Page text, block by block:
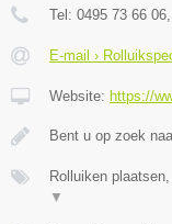
Tel: 0495 73 66 06
E-mail ›
Website: https://
Bent u op zoek
Rolluiken
▼